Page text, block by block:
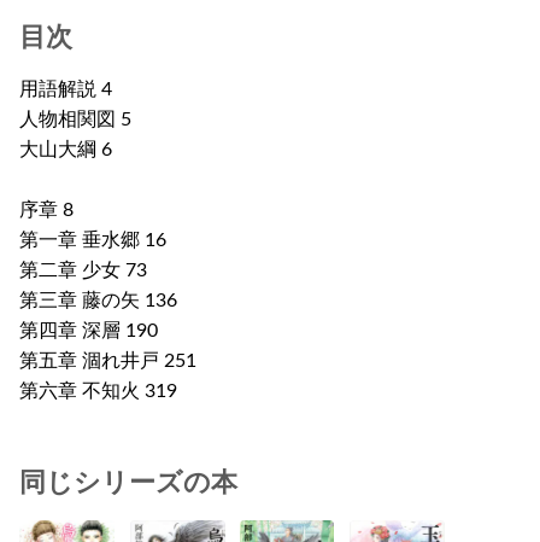
目次
用語解説 4
人物相関図 5
大山大綱 6
序章 8
第一章 垂水郷 16
第二章 少女 73
第三章 藤の矢 136
第四章 深層 190
第五章 涸れ井戸 251
第六章 不知火 319
同じシリーズの本